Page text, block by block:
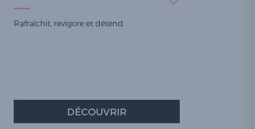
Rafraîchit, revigore et détend
DÉCOUVRIR